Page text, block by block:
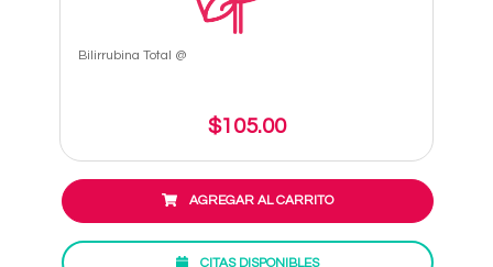
Bilirrubina Total @
$105.00
AGREGAR AL CARRITO
CITAS DISPONIBLES